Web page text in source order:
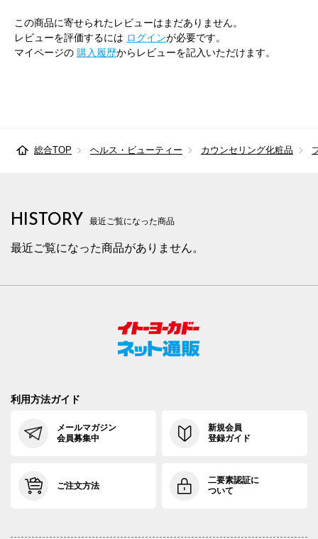
この商品に寄せられたレビューはまだありません。
レビューを評価するには ログインが必要です。
マイページの 購入履歴からレビューを記入いただけます。
総合TOP ヘルス・ビューティー カウンセリング化粧品
HISTORY 最近ご覧になった商品
最近ご覧になった商品がありません。
利用方法ガイド
メールマガジン
会員募集中
新規会員
登録ガイド
ご注文方法
二要素認証に
ついて